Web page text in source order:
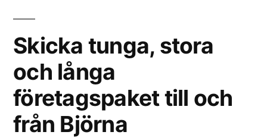
Skicka tunga, stora
och långa
företagspaket till och
från Björna